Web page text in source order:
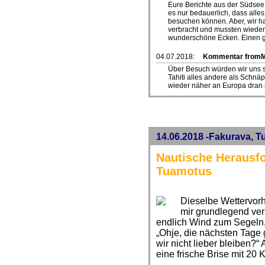
Eure Berichte aus der
es nur bedauerlich, dass
besuchen können. Aber, wir
verbracht und mussten
wunderschöne Ecken. Einen
04.07.2018:
Kommentar
Über Besuch würden wir uns
Tahiti alles andere als
wieder näher an Europa
14.06.2018 -Fakurava,
Nautische
Tuamotus
Dieselbe
mir grundlegend
endlich Wind zum
„Ohje, die nächsten
wir nicht lieber bleiben?“
eine frische Brise mit 20